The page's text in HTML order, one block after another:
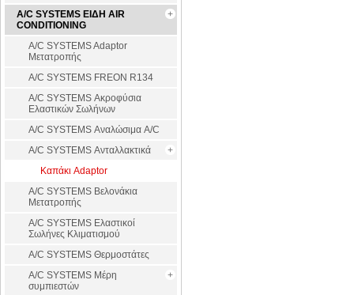
A/C SYSTEMS ΕΙΔΗ AIR
CONDITIONING
A/C SYSTEMS Adaptor
Μετατροπής
A/C SYSTEMS FREON R134
A/C SYSTEMS Ακροφύσια
Ελαστικών Σωλήνων
A/C SYSTEMS Αναλώσιμα A/C
A/C SYSTEMS Ανταλλακτικά
Καπάκι Adaptor
A/C SYSTEMS Βελονάκια
Μετατροπής
A/C SYSTEMS Ελαστικοί
Σωλήνες Κλιματισμού
A/C SYSTEMS Θερμοστάτες
A/C SYSTEMS Μέρη
συμπιεστών